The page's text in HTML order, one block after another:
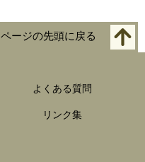
ページの先頭に戻る
よくある質問
リンク集